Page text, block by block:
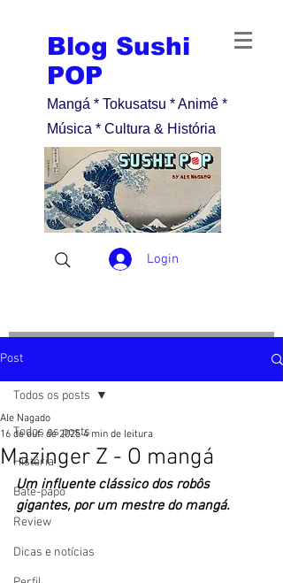
Blog Sushi
POP
Mangá * Tokusatsu * Animê *
Música * Cultura & História
Login
Post
Todos os posts
História
Bate-papo
Review
Dicas e notícias
Todos os posts
Mazinger Z - O mangá
Ale Nagado
16 de out. de 2025 4 min de leitura
Um influente clássico dos robôs
gigantes, por um mestre do mangá.